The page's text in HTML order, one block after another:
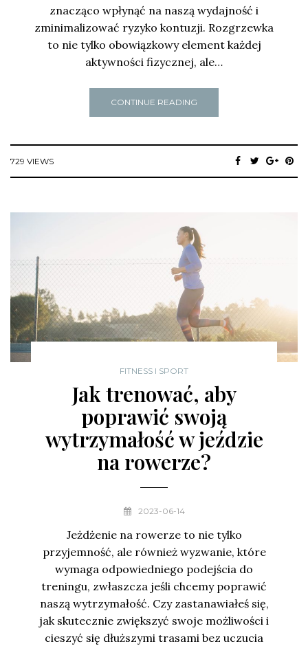
znacząco wpłynąć na naszą wydajność i
zminimalizować ryzyko kontuzji. Rozgrzewka
to nie tylko obowiązkowy element każdej
aktywności fizycznej, ale…
CONTINUE READING
729 VIEWS
FITNESS I SPORT
Jak trenować, aby
poprawić swoją
wytrzymałość w jeździe
na rowerze?
2023-06-14
Jeżdżenie na rowerze to nie tylko
przyjemność, ale również wyzwanie, które
wymaga odpowiedniego podejścia do
treningu, zwłaszcza jeśli chcemy poprawić
naszą wytrzymałość. Czy zastanawiałeś się,
jak skutecznie zwiększyć swoje możliwości i
cieszyć się dłuższymi trasami bez uczucia